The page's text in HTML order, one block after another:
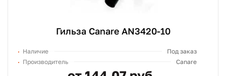
Гильза Canare AN3420-10
Наличие
Под заказ
Производитель
Canare